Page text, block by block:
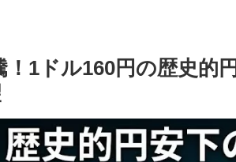
！1ドル160円の歴史的